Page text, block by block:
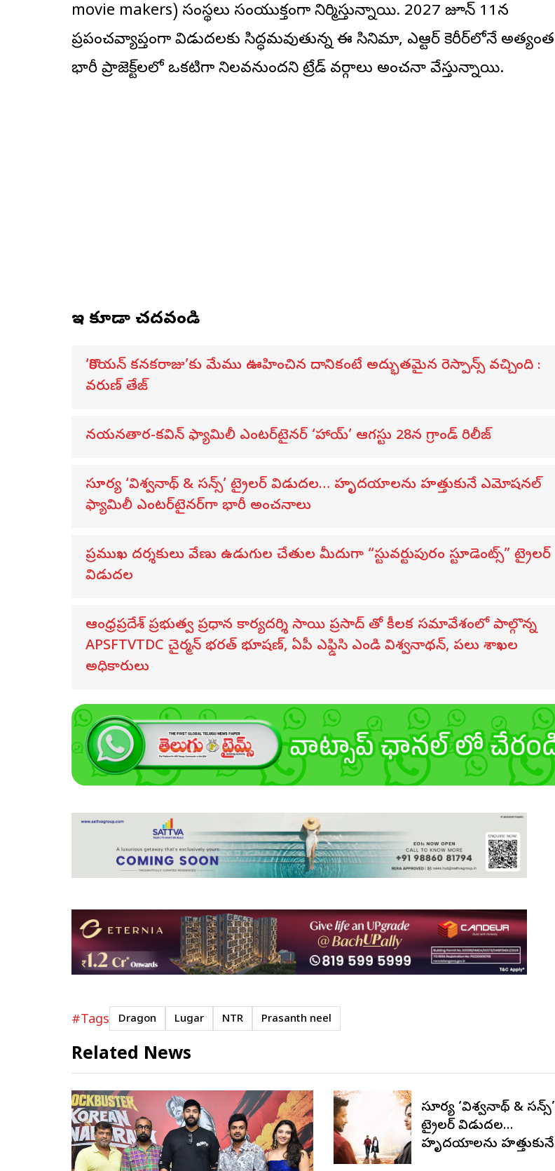
movie makers) సంస్థలు సంయుక్తంగా నిర్మిస్తున్నాయి. 2027 జూన్ 11న
ప్రపంచవ్యాప్తంగా విడుదలకు సిద్ధమవుతున్న ఈ సినిమా, ఎన్టీఆర్ కెరీర్‌లోనే అత్యంత
భారీ ప్రాజెక్ట్‌లలో ఒకటిగా నిలవనుందని ట్రేడ్ వర్గాలు అంచనా వేస్తున్నాయి.
ఇవి కూడా చదవండి
‘కొరియన్ కనకరాజు’కు మేము ఊహించిన దానికంటే అద్భుతమైన రెస్పాన్స్ వచ్చింది :
వరుణ్ తేజ్
నయనతార-కవిన్ ఫ్యామిలీ ఎంటర్‌టైనర్ ‘హాయ్’ ఆగస్టు 28న గ్రాండ్ రిలీజ్
సూర్య ‘విశ్వనాథ్ & సన్స్’ ట్రైలర్ విడుదల… హృదయాలను హత్తుకునే ఎమోషనల్
ఫ్యామిలీ ఎంటర్‌టైనర్‌గా భారీ అంచనాలు
ప్రముఖ దర్శకులు వేణు ఉడుగుల చేతుల మీదుగా “స్టువర్టుపురం స్టూడెంట్స్” ట్రైలర్
విడుదల
ఆంధ్రప్రదేశ్ ప్రభుత్వ ప్రధాన కార్యదర్శి సాయి ప్రసాద్ తో కీలక సమావేశంలో పాల్గొన్న
APSFTVTDC చైర్మన్ భరత్ భూషణ్, ఏపీ ఎఫ్డిసి ఎండి విశ్వనాథన్, పలు శాఖల
అధికారులు
#Tags Dragon Lugar NTR Prasanth neel
Related News
సూర్య ‘విశ్వనాథ్ & సన్స్’
ట్రైలర్ విడుదల…
హృదయాలను హత్తుకునే